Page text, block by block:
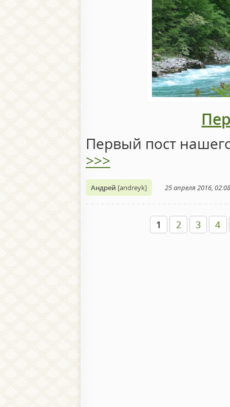
Первый пост
>>>
Андрей [andreyk] 25 апреля 2016, 02:08
1 2 3 4